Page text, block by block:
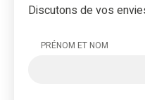
Discutons de vos
PRÉNOM ET NOM